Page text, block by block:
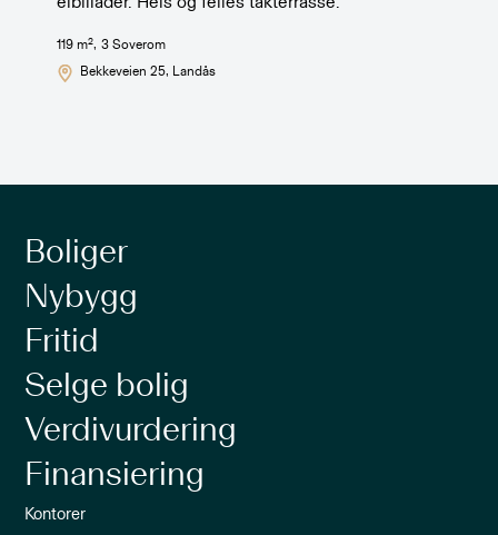
119 m2, 3Soverom
Bekkeveien 25, Landås
Boliger
Nybygg
Fritid
Selge bolig
Verdivurdering
Finansiering
Kontorer